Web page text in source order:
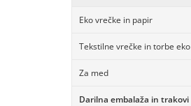
Eko vrečke in papir
Tekstilne vrečke in torbe eko
Za med
Darilna embalaža in trakovi